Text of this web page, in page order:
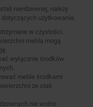
nierdzewnej, należy
użytkowania:
w czystości.
mebla mogą
wyłącznie środków
meble środkami
ze stali
nie wolno